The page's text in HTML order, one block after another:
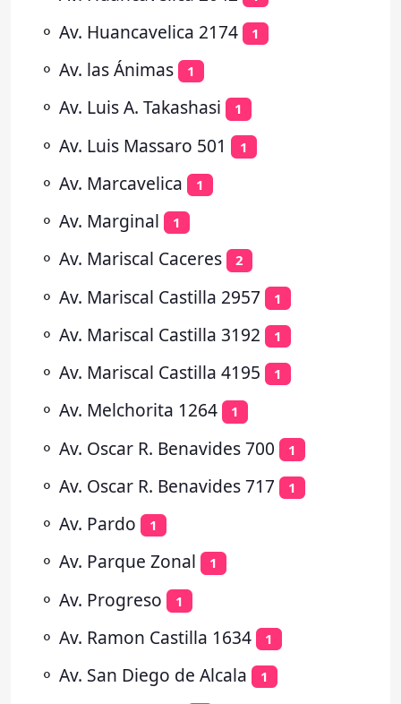
⚬ Av. Huancavelica 2174 1
⚬ Av. las Ánimas 1
⚬ Av. Luis A. Takashasi 1
⚬ Av. Luis Massaro 501 1
⚬ Av. Marcavelica 1
⚬ Av. Marginal 1
⚬ Av. Mariscal Caceres 2
⚬ Av. Mariscal Castilla 2957 1
⚬ Av. Mariscal Castilla 3192 1
⚬ Av. Mariscal Castilla 4195 1
⚬ Av. Melchorita 1264 1
⚬ Av. Oscar R. Benavides 700 1
⚬ Av. Oscar R. Benavides 717 1
⚬ Av. Pardo 1
⚬ Av. Parque Zonal 1
⚬ Av. Progreso 1
⚬ Av. Ramon Castilla 1634 1
⚬ Av. San Diego de Alcala 1